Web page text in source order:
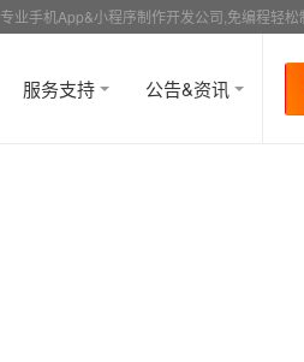
专业手机App&小程序制作开发公司,免编程轻
服务支持 公告&资讯